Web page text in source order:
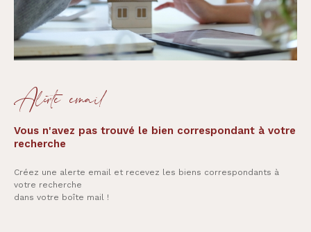
Alerte email
Vous n'avez pas trouvé le bien correspondant à votre
recherche
Créez une alerte email et recevez les biens correspondants à
votre recherche
dans votre boîte mail !